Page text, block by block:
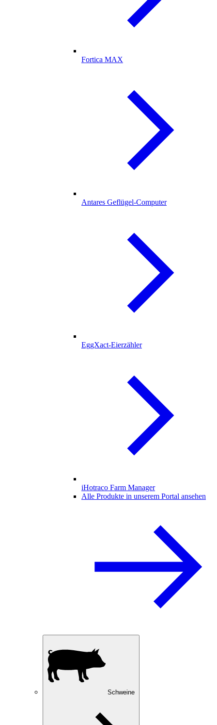
Fortica MAX
Antares Geflügel-Computer
EggXact-Eierzähler
iHotraco Farm Manager
Alle Produkte in unserem Portal ansehen
Schweine